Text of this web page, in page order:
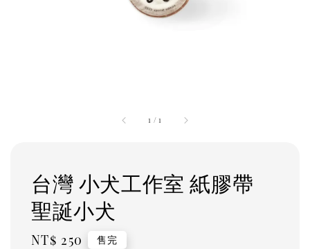
1 /1
台灣 小犬工作室 紙膠帶
聖誕小犬
Regular
NT$ 250 售完